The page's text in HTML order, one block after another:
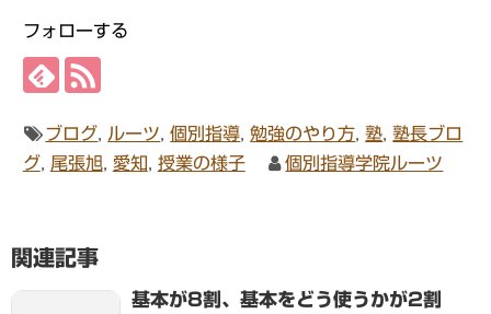
フォローする
ブログ ルーツ ,個別指導 ,勉強のやり方 ,塾 ,塾長ブロ
グ, 尾張旭, 愛知 授業の様子 個別指導学院ルーツ
関連記事
基本が8割、基本をどう使うかが2割